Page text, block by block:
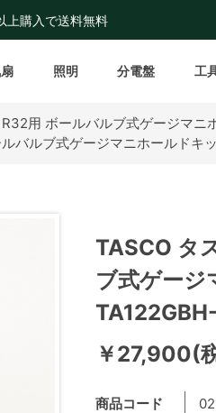
上購入で送料無料
照明 分電盤 工
用 ボールバルブ式ゲージマニ
バルブ式ゲージマニホールドキ
TASCO タ
ブ式ゲー
￥27,900(
商品コード